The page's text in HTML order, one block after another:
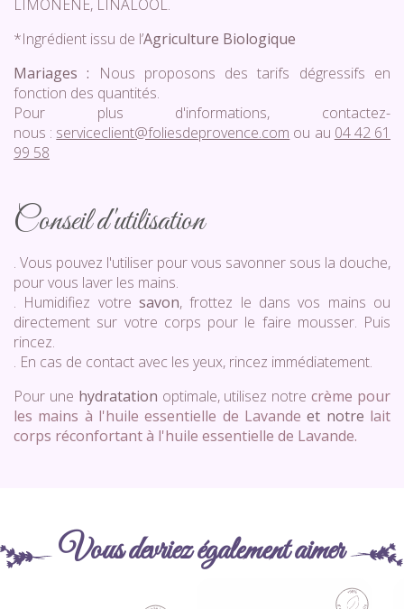
LIMONENE, LINALOOL.
*Ingrédient issu de l’Agriculture Biologique
Mariages :
Nous proposons des tarifs dégressifs en
fonction des quantités.
Pour plus d'informations, contactez-
nous : serviceclient@foliesdeprovence.com ou au 04 42 61
99 58
Conseil d'utilisation
. Vous pouvez l'utiliser pour vous savonner sous la douche,
pour vous laver les mains.
. Humidifiez votre savon, frottez le dans vos mains ou
directement sur votre corps pour le faire mousser. Puis
rincez.
. En cas de contact avec les yeux, rincez immédiatement.
Pour une hydratation optimale, utilisez notre crème pour
les mains à l'huile essentielle de Lavande et notre lait
corps réconfortant à l'huile essentielle de Lavande.
Vous devriez également aimer